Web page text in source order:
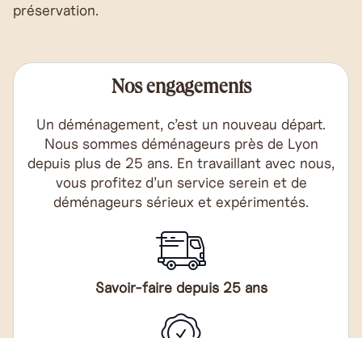
préservation.
Nos engagements
Un déménagement, c’est un nouveau départ.
Nous sommes déménageurs près de Lyon
depuis plus de 25 ans. En travaillant avec nous,
vous profitez d’un service serein et de
déménageurs sérieux et expérimentés.
Savoir-faire depuis 25 ans